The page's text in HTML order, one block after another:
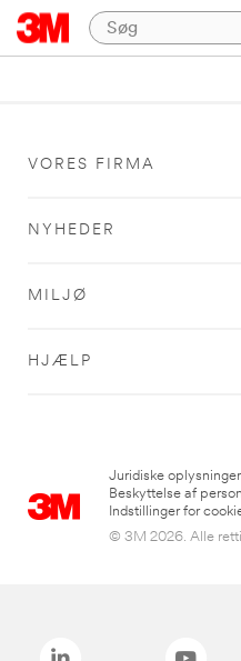
VORES FIRMA
NYHEDER
MILJØ
HJÆLP
Juridiske oplysninger
Beskyttelse af
Indstillinger for
© 3M 2026. Alle